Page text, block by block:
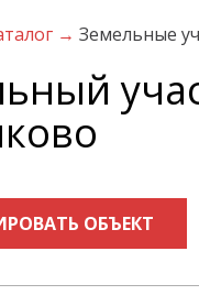
→ Земельные
ОБЪЕКТ